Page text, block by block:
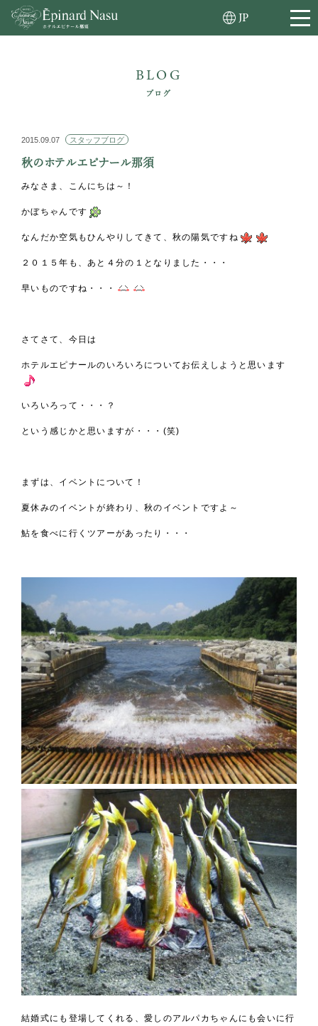
JP
BLOG
ブログ
2015.09.07 スタッフブログ
秋のホテルエピナール那須
みなさま、こんにちは～！
かぼちゃんです
なんだか空気もひんやりしてきて、秋の陽気ですね
２０１５年も、あと４分の１となりました・・・
早いものですね・・・
さてさて、今日は
ホテルエピナールのいろいろについてお伝えしようと思います
いろいろって・・・？
という感じかと思いますが・・・(笑)
まずは、イベントについて！
夏休みのイベントが終わり、秋のイベントですよ～
鮎を食べに行くツアーがあったり・・・
結婚式にも登場してくれる、愛しのアルパカちゃんにも会いに行